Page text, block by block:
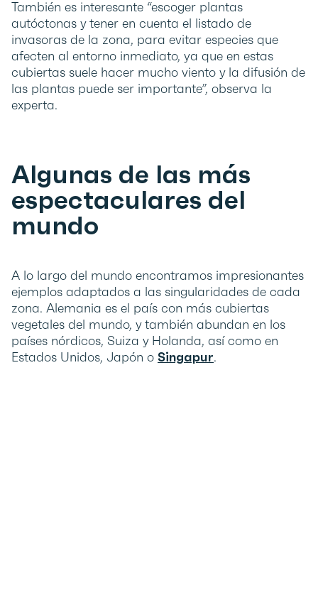
También es interesante “escoger plantas
autóctonas y tener en cuenta el listado de
invasoras de la zona, para evitar especies que
afecten al entorno inmediato, ya que en estas
cubiertas suele hacer mucho viento y la difusión de
las plantas puede ser importante”, observa la
experta.
Algunas de las más
espectaculares del
mundo
A lo largo del mundo encontramos impresionantes
ejemplos adaptados a las singularidades de cada
zona. Alemania es el país con más cubiertas
vegetales del mundo, y también abundan en los
países nórdicos, Suiza y Holanda, así como en
Estados Unidos, Japón o Singapur.